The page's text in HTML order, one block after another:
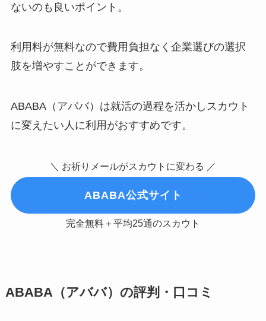
ないのも良いポイント。
利用料が無料なので費用負担なく企業選びの選択
肢を増やすことができます。
ABABA（アババ）は就活の過程を活かしスカウト
に変えたい人に利用がおすすめです。
＼ お祈りメールがスカウトに変わる ／
ABABA公式サイト
完全無料＋平均25通のスカウト
ABABA（アババ）の評判・口コミ